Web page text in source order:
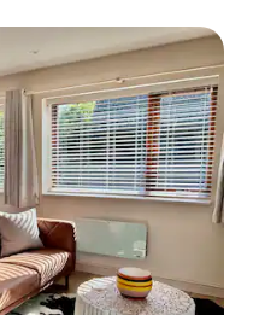
plus aimés